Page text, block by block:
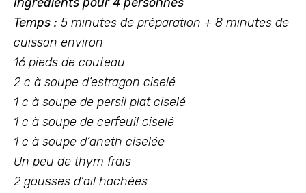
Temps : 5 minutes de préparation + 8 minutes de
cuisson environ
16 pieds de couteau
2 c à soupe d’estragon ciselé
1 c à soupe de persil plat ciselé
1 c à soupe de cerfeuil ciselé
1 c à soupe d’aneth ciselée
Un peu de thym frais
2 gousses d’ail hachées